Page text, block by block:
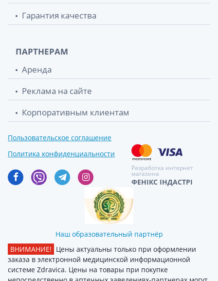
Гарантия качества
ПАРТНЕРАМ
Аренда
Реклама на сайте
Корпоративным клиентам
Пользовательское соглашение
Политика конфиденциальности
Разработка интернет
магазина
ФЕНІКС ІНДАСТРІ
Наш образовательный партнёр
ВНИМАНИЕ! Цены актуальны только при оформлении
заказа в электронной медицинской информационной
системе Zdravica. Цены на товары при покупке